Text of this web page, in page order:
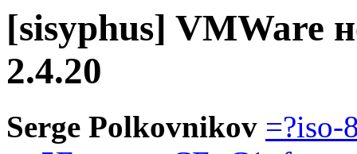
[sisyphus] VMWare
2.4.20
Serge Polkovnikov =?iso-